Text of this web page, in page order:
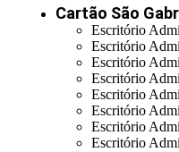
Cartão São
Escritório
Escritório
Escritório
Escritório
Escritório
Escritório
Escritório
Escritório